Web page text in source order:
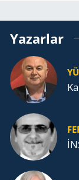
Yazarlar